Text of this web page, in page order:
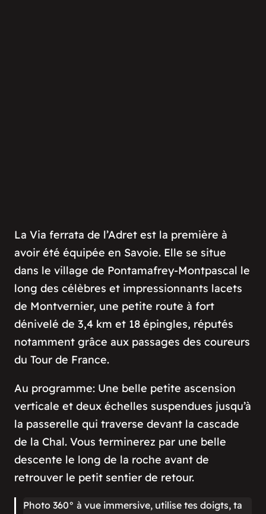
La Via ferrata de l’Adret est la première à
avoir été équipée en Savoie. Elle se situe
dans le village de Pontamafrey-Montpascal le
long des célèbres et impressionnants lacets
de Montvernier, une petite route à fort
dénivelé de 3,4 km et 18 épingles, réputés
notamment grâce aux passages des coureurs
du Tour de France.
Au programme: Une belle petite ascension
verticale et deux échelles suspendues jusqu’à
la passerelle qui traverse devant la cascade
de la Chal. Vous terminerez par une belle
descente le long de la roche avant de
retrouver le petit sentier de retour.
Photo 360° à vue immersive, utilise tes doigts, ta